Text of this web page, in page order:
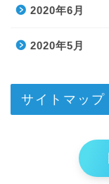
2020年6月
2020年5月
サイトマップ